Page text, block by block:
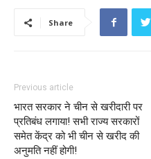
Share
Previous article
भारत सरकार ने चीन से खरीदारी पर
प्रतिबंध लगाया! सभी राज्य सरकारों
समेत केंद्र को भी चीन से खरीद की
अनुमति नहीं होगी!